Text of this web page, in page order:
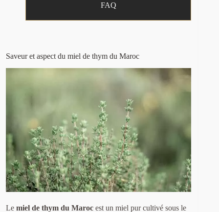
FAQ
Saveur et aspect du miel de thym du Maroc
Le miel de thym du Maroc est un miel pur cultivé sous le